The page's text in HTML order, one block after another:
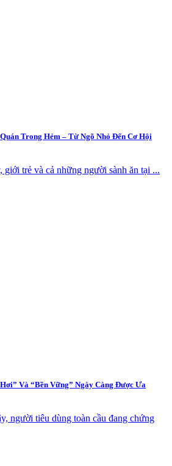
Trong Hẻm – Từ Ngõ Nhỏ Đến Cơ Hội
giới trẻ và cả những người sành ăn tại ...
Và “Bền Vững” Ngày Càng Được Ưa
người tiêu dùng toàn cầu đang chứng